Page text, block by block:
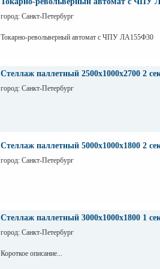
город: Санкт-Петербург
Токарно-револьверный автомат с ЧПУ ЛА155Ф30
Стеллаж паллетный 2500х1000х2700 2
город: Санкт-Петербург
Стеллаж паллетный 5000х1000х1800 2
город: Санкт-Петербург
Стеллаж паллетный 3000х1000х1800 1
город: Санкт-Петербург
Короткое описание...